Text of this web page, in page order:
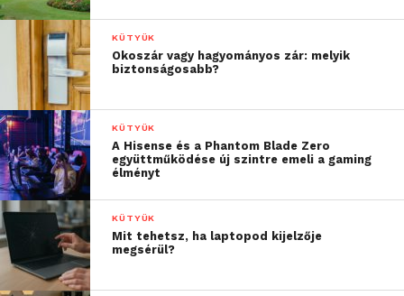
KÜTYÜK
Okoszár vagy hagyományos zár: melyik
biztonságosabb?
KÜTYÜK
A Hisense és a Phantom Blade Zero
együttműködése új szintre emeli a gaming
élményt
KÜTYÜK
Mit tehetsz, ha laptopod kijelzője
megsérül?